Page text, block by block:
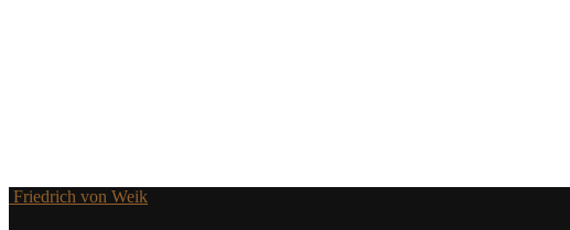
Friedrich von Weik